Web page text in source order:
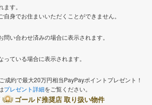
す。
身でお住まいいただくことができません。
い合わせ済みの場合に表示されます。
ている場合に表示されます。
成約で最大20万円相当PayPayポイントプレゼント！
プレゼント詳細をご覧ください。
ゴールド推奨店 取り扱い物件